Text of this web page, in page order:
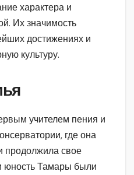
характера и
Их значимость
достижениях и
культуру.
учителем пения и
где она
продолжила свое
юность Тамары были